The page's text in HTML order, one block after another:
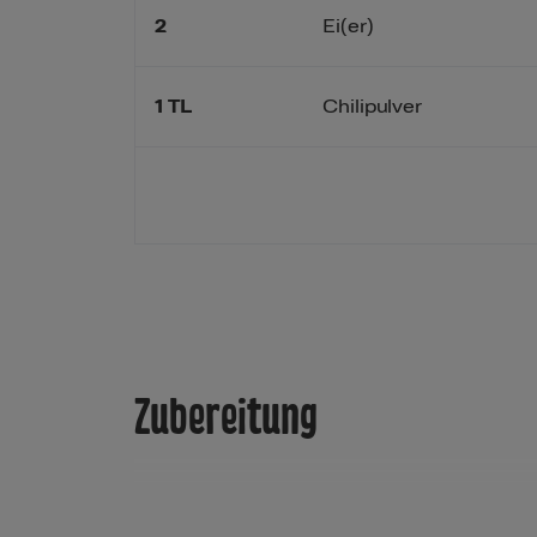
2
1 TL
Ei(er)
Chilipulver
Zubereitung